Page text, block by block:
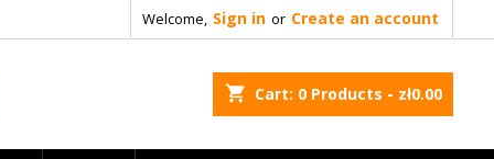
Welcome, Sign in or Create an account
shopping_cart Cart: 0Products - zł0.00